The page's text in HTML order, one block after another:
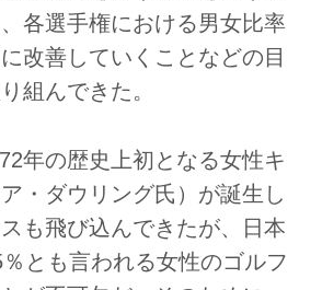
各選手権における男女比率
改善していくことなどの目
組んできた。
年の歴史上初となる女性キ
・ダウリング氏）が誕生し
も飛び込んできたが、日本
とも言われる女性のゴルフ